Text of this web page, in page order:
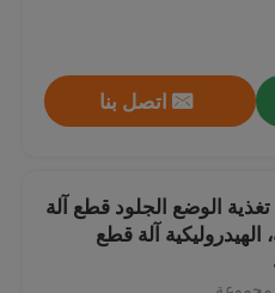
اتصل بنا
الوضع الجلود قطع آلة
الهيدروليكية آلة قطع